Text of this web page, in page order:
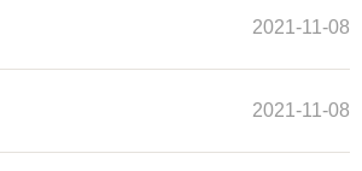
2021-11-08
2021-11-08